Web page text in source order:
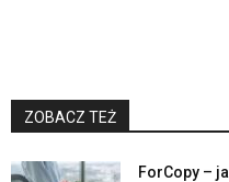
ZOBACZ TEŻ
ForCopy –